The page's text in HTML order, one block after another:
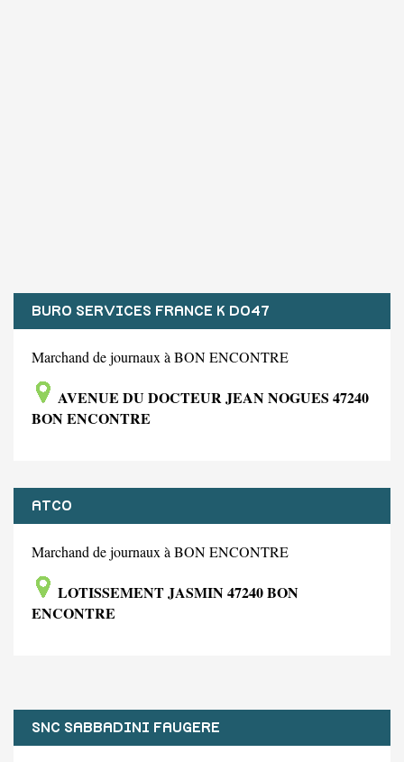
BURO SERVICES FRANCE K DO47
Marchand de journaux à BON ENCONTRE
AVENUE DU DOCTEUR JEAN NOGUES 47240
BON ENCONTRE
ATCO
Marchand de journaux à BON ENCONTRE
LOTISSEMENT JASMIN 47240 BON
ENCONTRE
SNC SABBADINI FAUGERE